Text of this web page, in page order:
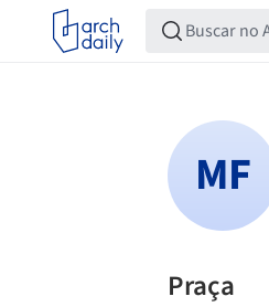
Praça